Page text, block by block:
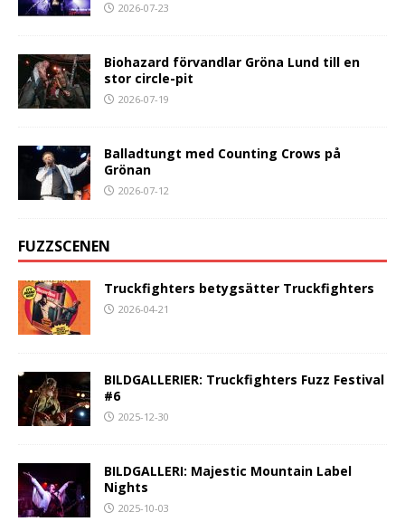
2026-07-23
Biohazard förvandlar Gröna Lund till en
stor circle-pit
2026-07-19
Balladtungt med Counting Crows på
Grönan
2026-07-12
FUZZSCENEN
Truckfighters betygsätter Truckfighters
2026-04-21
BILDGALLERIER: Truckfighters Fuzz Festival
#6
2025-12-30
BILDGALLERI: Majestic Mountain Label
Nights
2025-10-03